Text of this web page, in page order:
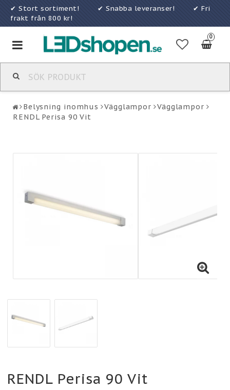
✔ Stort sortiment! ✔ Snabba leveranser! ✔ Fri
frakt från 800 kr!
0
Toggle
navigation
Belysning inomhus Vägglampor
Vägglampor
RENDL Perisa 90 Vit
RENDL Perisa 90 Vit